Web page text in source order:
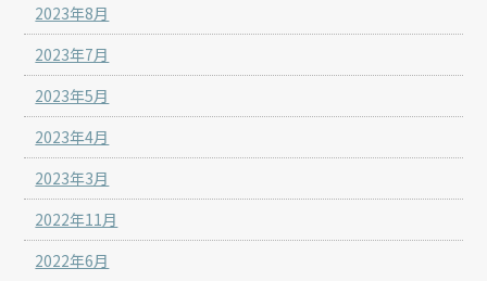
2023年8月
2023年7月
2023年5月
2023年4月
2023年3月
2022年11月
2022年6月